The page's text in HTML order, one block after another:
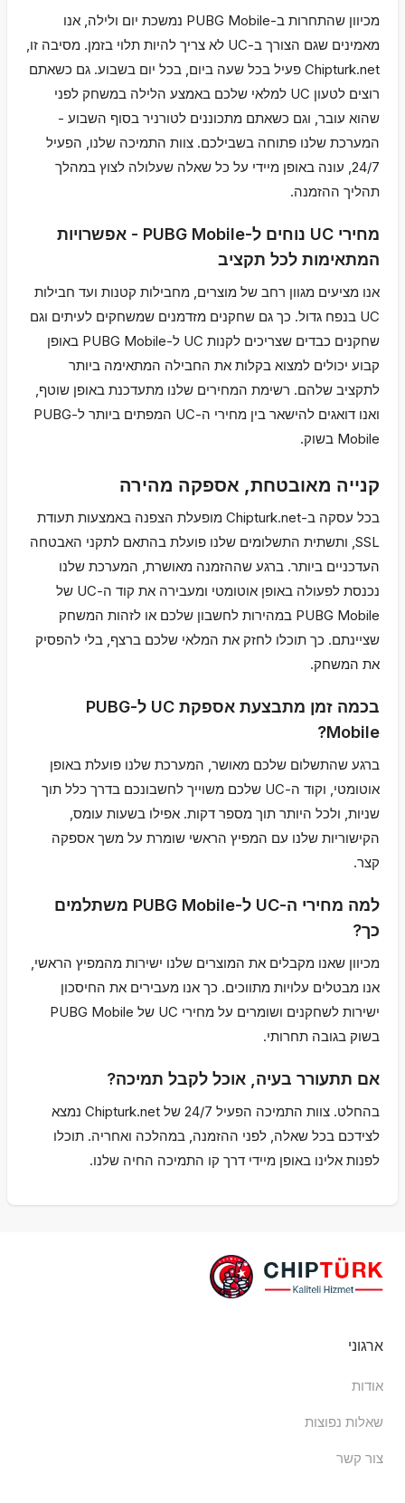
מכיוון שהתחרות ב-PUBG Mobile נמשכת יום ולילה, אנו
מאמינים שגם הצורך ב-UC לא צריך להיות תלוי בזמן. מסיבה זו,
Chipturk.net פעיל בכל שעה ביום, בכל יום בשבוע. גם כשאתם
רוצים לטעון UC למלאי שלכם באמצע הלילה במשחק לפני
שהוא עובר, וגם כשאתם מתכוננים לטורניר בסוף השבוע -
המערכת שלנו פתוחה בשבילכם. צוות התמיכה שלנו, הפעיל
24/7, עונה באופן מיידי על כל שאלה שעלולה לצוץ במהלך
תהליך ההזמנה.
מחירי UC נוחים ל-PUBG Mobile - אפשרויות
המתאימות לכל תקציב
אנו מציעים מגוון רחב של מוצרים, מחבילות קטנות ועד חבילות
UC בנפח גדול. כך גם שחקנים מזדמנים שמשחקים לעיתים וגם
שחקנים כבדים שצריכים לקנות UC ל-PUBG Mobile באופן
קבוע יכולים למצוא בקלות את החבילה המתאימה ביותר
לתקציב שלהם. רשימת המחירים שלנו מתעדכנת באופן שוטף,
ואנו דואגים להישאר בין מחירי ה-UC המפתים ביותר ל-PUBG
Mobile בשוק.
קנייה מאובטחת, אספקה מהירה
בכל עסקה ב-Chipturk.net מופעלת הצפנה באמצעות תעודת
SSL, ותשתית התשלומים שלנו פועלת בהתאם לתקני האבטחה
העדכניים ביותר. ברגע שההזמנה מאושרת, המערכת שלנו
נכנסת לפעולה באופן אוטומטי ומעבירה את קוד ה-UC של
PUBG Mobile במהירות לחשבון שלכם או לזהות המשחק
שציינתם. כך תוכלו לחזק את המלאי שלכם ברצף, בלי להפסיק
את המשחק.
בכמה זמן מתבצעת אספקת UC ל-PUBG
Mobile?
ברגע שהתשלום שלכם מאושר, המערכת שלנו פועלת באופן
אוטומטי, וקוד ה-UC שלכם משוייך לחשבונכם בדרך כלל תוך
שניות, ולכל היותר תוך מספר דקות. אפילו בשעות עומס,
הקישוריות שלנו עם המפיץ הראשי שומרת על משך אספקה
קצר.
למה מחירי ה-UC ל-PUBG Mobile משתלמים
כך?
מכיוון שאנו מקבלים את המוצרים שלנו ישירות מהמפיץ הראשי,
אנו מבטלים עלויות מתווכים. כך אנו מעבירים את החיסכון
ישירות לשחקנים ושומרים על מחירי UC של PUBG Mobile
בשוק בגובה תחרותי.
אם תתעורר בעיה, אוכל לקבל תמיכה?
בהחלט. צוות התמיכה הפעיל 24/7 של Chipturk.net נמצא
לצידכם בכל שאלה, לפני ההזמנה, במהלכה ואחריה. תוכלו
לפנות אלינו באופן מיידי דרך קו התמיכה החיה שלנו.
ארגוני
אודות
שאלות נפוצות
צור קשר